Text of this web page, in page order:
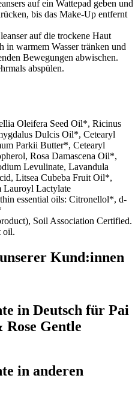
auf ein Wattepad geben und
bis das Make-Up entfernt
auf die trockene Haut
in warmem Wasser tränken und
Bewegungen abwischen.
abspülen.
Oleifera Seed Oil*, Ricinus
Dulcis Oil*, Cetearyl
Parkii Butter*, Cetearyl
Rosa Damascena Oil*,
Levulinate, Lavandula
Litsea Cubeba Fruit Oil*,
Lauroyl Lactylate
essential oils: Citronellol*, d-
Soil Association Certified.
oil.
Kund:innen
in Deutsch für Pai
Gentle
in anderen